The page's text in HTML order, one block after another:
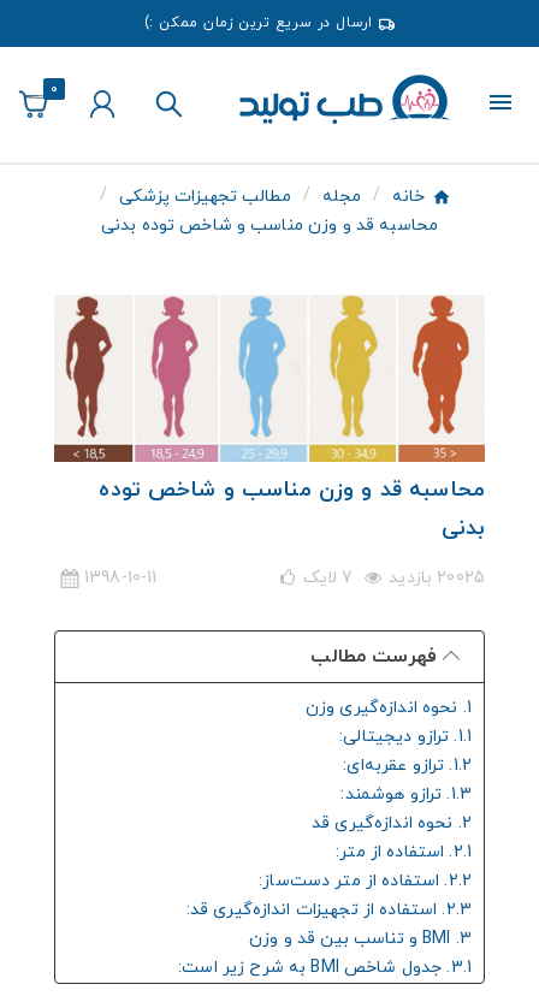
ارسال در سریع ترین زمان ممکن :)
0
خانه مجله
مطالب تجهیزات پزشکی
محاسبه قد و وزن مناسب و شاخص توده بدنی
محاسبه قد و وزن مناسب و شاخص توده
بدنی
20025 بازدید 7 لایک 1398-10-11
فهرست مطالب
1. نحوه اندازه‌گیری وزن
1.1. ترازو دیجیتالی:
1.2. ترازو عقربه‌ای:
1.3. ترازو هوشمند:
2. نحوه اندازه‌گیری قد
2.1. استفاده از متر:
2.2. استفاده از متر دست‌ساز:
2.3. استفاده از تجهیزات اندازه‌گیری قد:
3. BMI و تناسب بین قد و وزن
3.1. جدول شاخص BMI به شرح زیر است: